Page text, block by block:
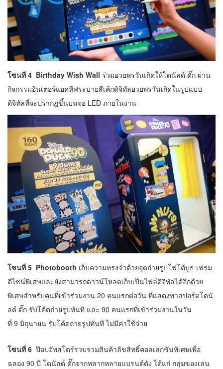
โซนที่ 4 Birthday Wish Wall ร่วมอวยพรวันเกิดให้โดนัลด์ ดั๊ก ผ่าน
กิจกรรมอินเตอร์แอคทีฟระบายสีเค้กดิจิทัลอวยพรวันเกิดในรูปแบบ
ดิจิทัลที่จะปรากฎขึ้นบนจอ LED ภายในงาน
โซนที่ 5 Photobooth เก็บความทรงจำด้วยจุดถ่ายรูปโฟโต้บูธ เฟรม
ดีไซน์พิเศษและยังสามารถดาวน์โหลดเก็บเป็นไฟล์ดิจิทัลได้อีกด้วย
พิเศษสำหรับคนที่เข้าร่วมงาน 20 คนแรกต่อวัน ที่แสดงพาสปอร์ตโดนั
ลด์ ดั๊ก รับโค้ดถ่ายรูปทันที และ 90 คนแรกที่เข้าร่วมงานในวัน
ที่ 9 มิถุนายน รับโค้ดถ่ายรูปทันที ไม่มีค่าใช้จ่าย
โซนที่ 6 ป๊อปอัพสโตร์รวบรวมสินค้าลิขสิทธิ์คอลเลกชันพิเศษเพื่อ
ฉลอง 90 ปี โดนัลด์ ดั๊กจากหลากหลายแบรนด์ดัง ได้แก่ กลุ่มของเล่น